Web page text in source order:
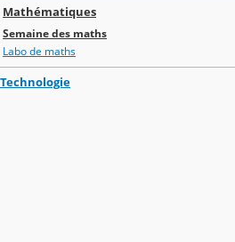
Mathématiques
Semaine des maths
Labo de maths
Technologie